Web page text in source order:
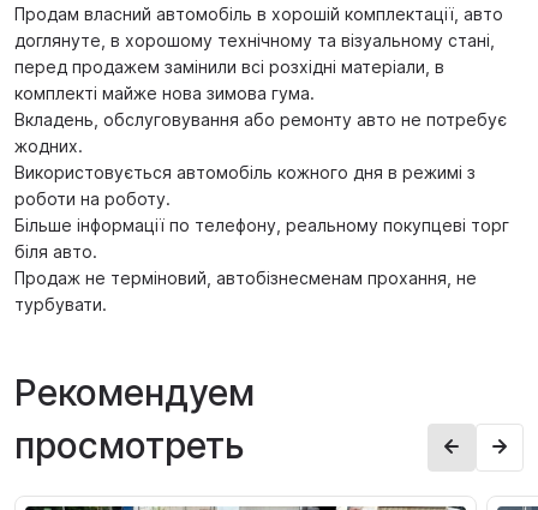
Продам власний автомобіль в хорошій комплектації, авто
доглянуте, в хорошому технічному та візуальному стані,
перед продажем замінили всі розхідні матеріали, в
комплекті майже нова зимова гума.
Вкладень, обслуговування або ремонту авто не потребує
жодних.
Використовується автомобіль кожного дня в режимі з
роботи на роботу.
Більше інформації по телефону, реальному покупцеві торг
біля авто.
Продаж не терміновий, автобізнесменам прохання, не
турбувати.
Рекомендуем
просмотреть